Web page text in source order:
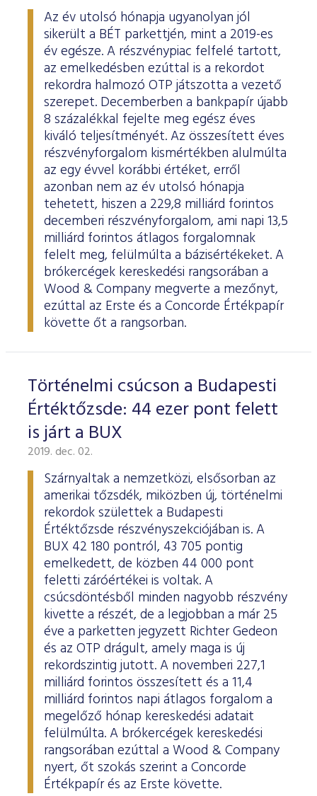
Az év utolsó hónapja ugyanolyan jól
sikerült a BÉT parkettjén, mint a 2019-es
év egésze. A részvénypiac felfelé tartott,
az emelkedésben ezúttal is a rekordot
rekordra halmozó OTP játszotta a vezető
szerepet. Decemberben a bankpapír újabb
8 százalékkal fejelte meg egész éves
kiváló teljesítményét. Az összesített éves
részvényforgalom kismértékben alulmúlta
az egy évvel korábbi értéket, erről
azonban nem az év utolsó hónapja
tehetett, hiszen a 229,8 milliárd forintos
decemberi részvényforgalom, ami napi 13,5
milliárd forintos átlagos forgalomnak
felelt meg, felülmúlta a bázisértékeket. A
brókercégek kereskedési rangsorában a
Wood & Company megverte a mezőnyt,
ezúttal az Erste és a Concorde Értékpapír
követte őt a rangsorban.
Történelmi csúcson a Budapesti
Értéktőzsde: 44 ezer pont felett
is járt a BUX
2019. dec. 02.
Szárnyaltak a nemzetközi, elsősorban az
amerikai tőzsdék, miközben új, történelmi
rekordok születtek a Budapesti
Értéktőzsde részvényszekciójában is. A
BUX 42 180 pontról, 43 705 pontig
emelkedett, de közben 44 000 pont
feletti záróértékei is voltak. A
csúcsdöntésből minden nagyobb részvény
kivette a részét, de a legjobban a már 25
éve a parketten jegyzett Richter Gedeon
és az OTP drágult, amely maga is új
rekordszintig jutott. A novemberi 227,1
milliárd forintos összesített és a 11,4
milliárd forintos napi átlagos forgalom a
megelőző hónap kereskedési adatait
felülmúlta. A brókercégek kereskedési
rangsorában ezúttal a Wood & Company
nyert, őt szokás szerint a Concorde
Értékpapír és az Erste követte.